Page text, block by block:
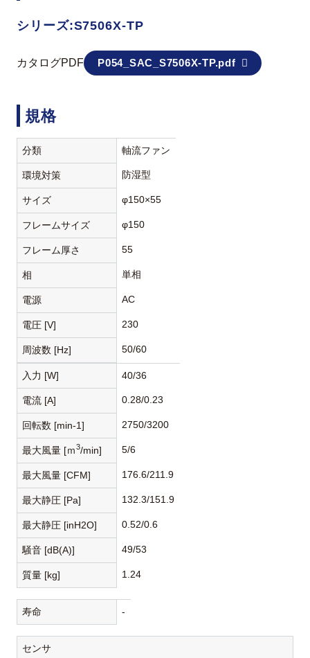
シリーズ:S7506X-TP
カタログPDF P054_SAC_S7506X-TP.pdf
規格
分類 軸流ファン
環境対策 防湿型
サイズ φ150×55
フレームサイズ φ150
フレーム厚さ 55
相 単相
電源 AC
電圧 [V] 230
周波数 [Hz] 50/60
入力 [W] 40/36
電流 [A] 0.28/0.23
回転数 [min-1] 2750/3200
最大風量 [ｍ3/min] 5/6
最大風量 [CFM] 176.6/211.9
最大静圧 [Pa] 132.3/151.9
最大静圧 [inH2O] 0.52/0.6
騒音 [dB(A)] 49/53
質量 [kg] 1.24
寿命 -
センサ